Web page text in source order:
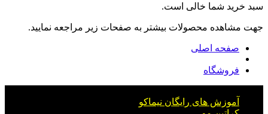
سبد خرید شما خالی است.
جهت مشاهده محصولات بیشتر به صفحات زیر مراجعه نمایید.
صفحه اصلی
فروشگاه
آموزش های رایگان نیماکو